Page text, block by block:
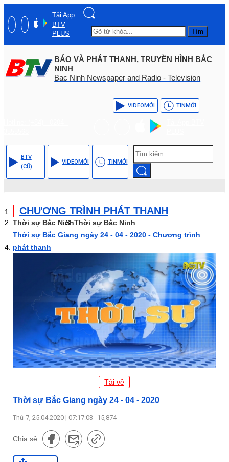
Tải App
BTV
PLUS
Tìm
BÁO VÀ PHÁT THANH, TRUYỀN HÌNH BẮC
NINH
Bac Ninh Newspaper and Radio - Television
VIDEOMỚI TINMỚI
BTV
(CŨ)
VIDEOMỚI TINMỚI
CHƯƠNG TRÌNH PHÁT THANH
Thời sự Bắc NinhThời sự Bắc Ninh
Thời sự Bắc Giang ngày 24 - 04 - 2020 - Chương trình
phát thanh
Tải về
Thời sự Bắc Giang ngày 24 - 04 - 2020
Thứ 7, 25.04.2020 | 07:17:03 15,874
Chia sẻ